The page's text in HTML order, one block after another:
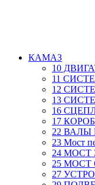
КАМАЗ
10
11
12
13
16
17
22
23 Мост
24
25 МОСТ
27